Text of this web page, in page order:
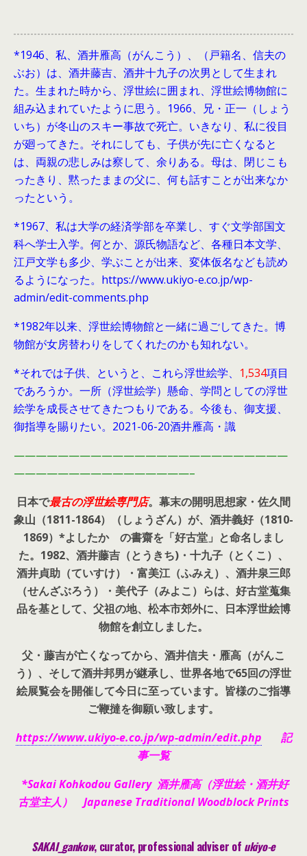
*1946、 私、酒井雁高（がんこう）、（戸籍名、信夫の
ぶお）は、酒井藤吉、酒井十九子の次男として生まれ
た。生まれた時から、浮世絵に囲まれ、浮世絵博物館に
組み込まれていたように思う。1966、兄・正一（しょう
いち）が冬山のスキー事故で死亡。いきなり、私に役目
が廻ってきた。それにしても、子供が先に亡くなると
は、両親の悲しみは察して、余りある。母は、閉じこも
ったきり、黙ったままの父に、何も話すことが出来なか
ったという。
*1967、私は大学の経済学部を卒業し、すぐ文学部国文
科へ学士入学。何とか、源氏物語など、各種日本文学、
江戸文学も多少、学ぶことが出来、変体仮名なども読め
るようになった。https://www.ukiyo-e.co.jp/wp-
admin/edit-comments.php
*1982年以来、浮世絵博物館と一緒に過ごしてきた。博
物館が女房替わりをしてくれたのかも知れない。
*それでは子供、というと、これら浮世絵学、 1,534項目
であろうか。一所（浮世絵学）懸命、学問としての浮世
絵学を成長させてきたつもりである。今後も、御支援、
御指導を賜りたい。2021-06-20酒井雁高・識
—————————————————————————
————————————————–
日本で最古の浮世絵専門店。幕末の開明思想家・ 佐久間
象山（1811-1864）（しょうざん）が、酒井義好（1810-
1869）*よしたか の書齋を「好古堂」と命名しまし
た。 1982、酒井藤吉（とうきち)・十九子（とくこ）、
酒井貞助（ていすけ）・富美江（ふみえ）、酒井泉三郎
（せんざぶろう）・美代子（みよこ）らは、好古堂蒐集
品を基として、父祖の地、松本市郊外に、日本浮世絵博
物館を創立しました。
父・藤吉が亡くなってから、酒井信夫・雁高（がんこ
う）、そして酒井邦男が継承し、世界各地で65回の浮世
絵展覧会を開催して今日に至っています。皆様のご指導
ご鞭撻を御願い致します。
https://www.ukiyo-e.co.jp/wp-admin/edit.php 記
事一覧
*Sakai Kohkodou Gallery 酒井雁高（浮世絵・酒井好
古堂主人） Japanese Traditional Woodblock Prints
SAKAI_gankow, curator, professional adviser of ukiyo-e